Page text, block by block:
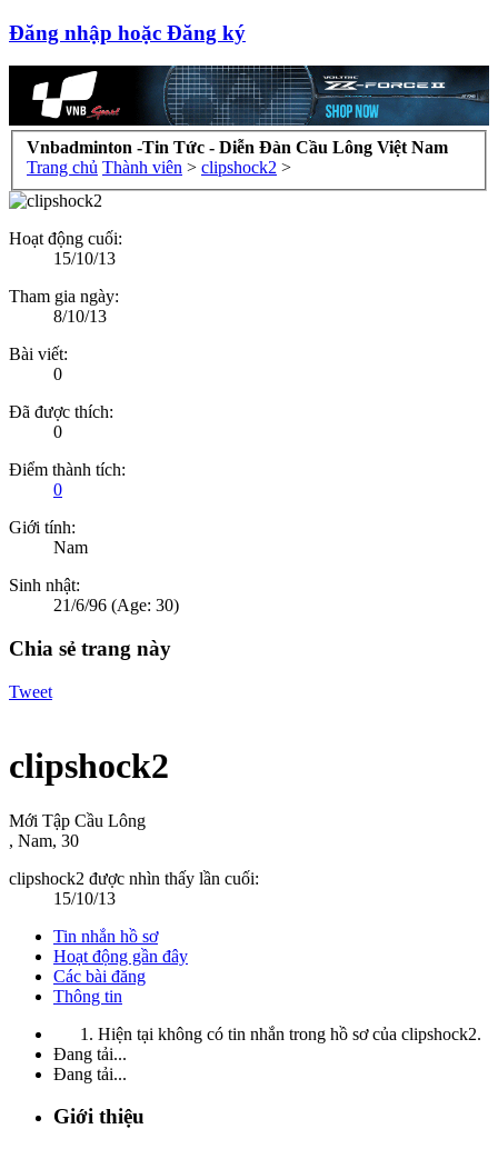
Đăng nhập hoặc Đăng ký
Vnbadminton -Tin Tức - Diễn Đàn Cầu Lông Việt Nam
Trang chủ Thành viên > clipshock2 >
Hoạt động cuối:
15/10/13
Tham gia ngày:
8/10/13
Bài viết:
0
Đã được thích:
0
Điểm thành tích:
0
Giới tính:
Nam
Sinh nhật:
21/6/96 (Age: 30)
Chia sẻ trang này
Tweet
clipshock2
Mới Tập Cầu Lông
, Nam, 30
clipshock2 được nhìn thấy lần cuối:
15/10/13
Tin nhắn hồ sơ
Hoạt động gần đây
Các bài đăng
Thông tin
Hiện tại không có tin nhắn trong hồ sơ của clipshock2.
Đang tải...
Đang tải...
Giới thiệu